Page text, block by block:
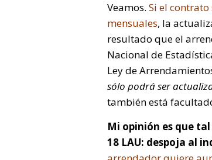
Veamos. Si el
mensuales, la
resultado que el
Nacional de
Ley de
sólo podrá ser
también está
Mi opinión es que
18 LAU: despoja al